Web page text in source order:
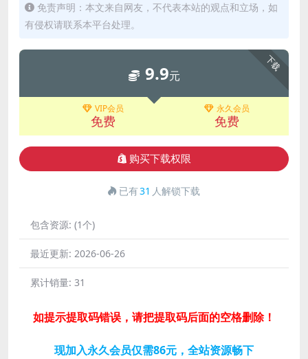
免责声明：本文来自网友，不代表本站的观点和立场，如
有侵权请联系本平台处理。
下载
9.9元
VIP会员
免费
永久会员
免费
购买下载权限
已有31 人解锁下载
包含资源: (1个)
最近更新: 2026-06-26
累计销量: 31
如提示提取码错误，请把提取码后面的空格删除！
现加入永久会员仅需86元，全站资源畅下